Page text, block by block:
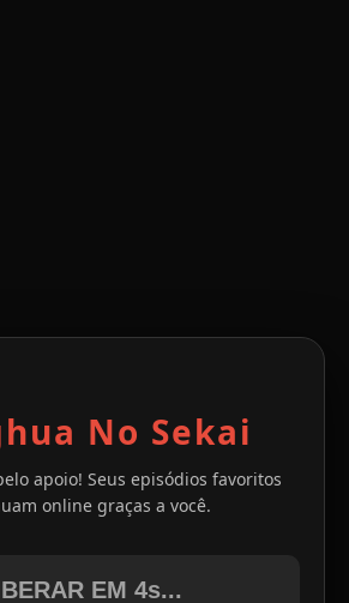
No Sekai
apoio! Seus episódios favoritos
online graças a você.
EM 4s...